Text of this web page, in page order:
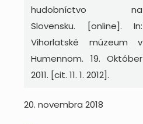
hudobníctvo na
Slovensku. [online]. In:
Vihorlatské múzeum v
Humennom. 19. Október
2011. [cit. 11. 1. 2012].
20. novembra 2018